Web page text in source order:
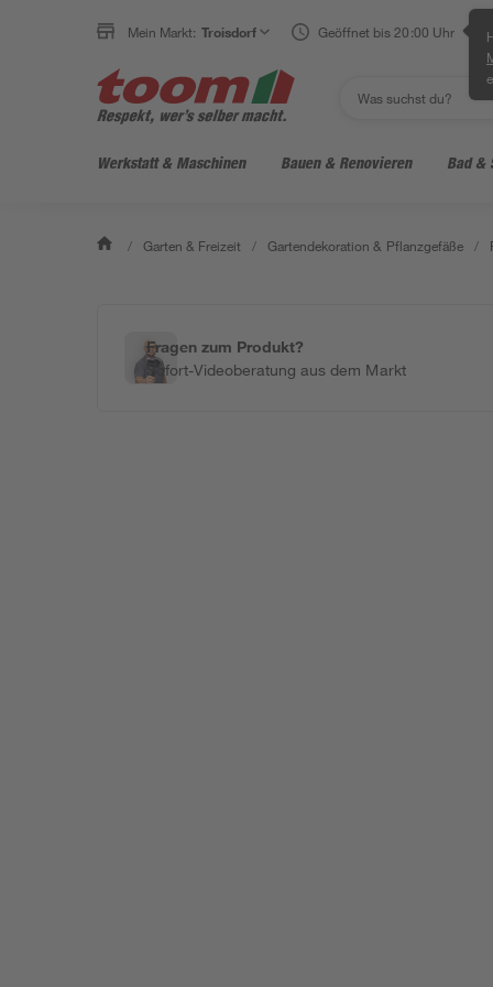
Mein Markt: Troisdorf Geöffnet bis 20:00 Uhr
Werkstatt & Maschinen Bauen & Renovieren Bad &
/ Garten & Freizeit / Gartendekoration & Pflanzgefäße /
Fragen zum Produkt?
Sofort-Videoberatung aus dem Markt